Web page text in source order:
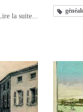
la suite...